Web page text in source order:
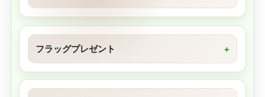
フラッグプレゼント